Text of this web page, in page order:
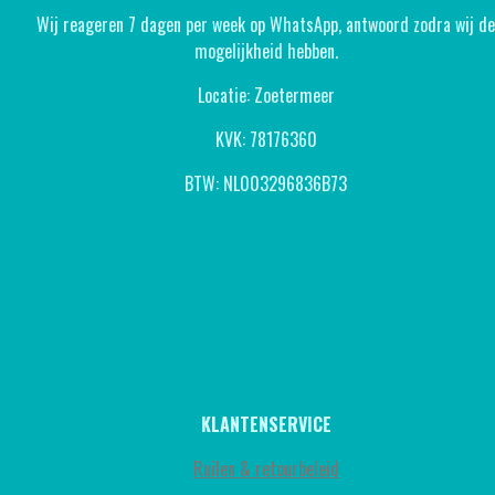
Wij reageren 7 dagen per week op WhatsApp, antwoord zodra wij de
mogelijkheid hebben.
Locatie: Zoetermeer
KVK: 78176360
BTW: NL003296836B73
KLANTENSERVICE
Ruilen & retourbeleid